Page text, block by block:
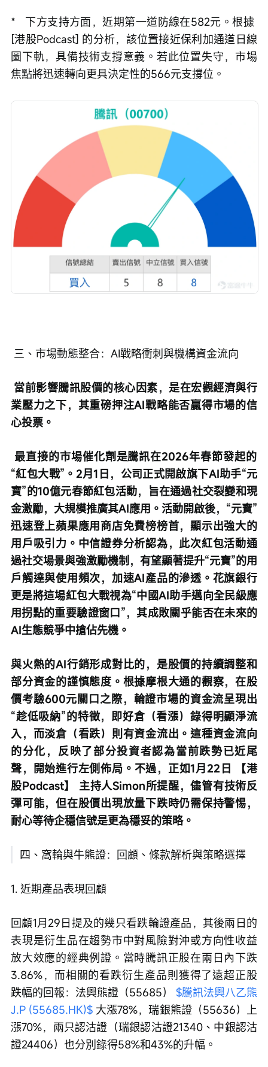
*   下方支持方面，近期第一道防線在582元。根據
[港股Podcast] 的分析，該位置接近保利加通道日線
圖下軌，具備技術支撐意義。若此位置失守，市場
焦點將迅速轉向更具決定性的566元支撐位。
三、市場動態整合：AI戰略衝刺與機構資金流向
業壓力之下，其重磅押注AI戰略能否贏得市場的信
心投票。
“紅包大戰”。2月1日，公司正式開啟旗下AI助手“元
寶”的10億元春節紅包活動，旨在通過社交裂變和現
金激勵，大規模推廣其AI應用。活動開啟後，“元寶”
迅速登上蘋果應用商店免費榜榜首，顯示出強大的
用戶吸引力。中信證券分析認為，此次紅包活動通
過社交場景與強激勵機制，有望顯著提升“元寶”的用
戶觸達與使用頻次，加速AI產品的滲透。花旗銀行
更是將這場紅包大戰視為“中國AI助手邁向全民級應
用拐點的重要驗證窗口”，其成敗關乎能否在未來的
AI生態競爭中搶佔先機。
與火熱的AI行銷形成對比的，是股價的持續調整和
部分資金的謹慎態度。根據摩根大通的觀察，在股
價考驗600元關口之際，輪證市場的資金流呈現出
“趁低吸納”的特徵，即好倉（看漲）錄得明顯淨流
入，而淡倉（看跌）則有資金流出。這種資金流向
的分化，反映了部分投資者認為當前跌勢已近尾
聲，開始進行左側佈局。不過，正如1月22日 【港
股Podcast】 主持人Simon所提醒，儘管有技術反
彈可能，但在股價出現放量下跌時仍需保持警惕，
耐心等待企穩信號是更為穩妥的策略。
四、窩輪與牛熊證：回顧、條款解析與策略選擇
1. 近期產品表現回顧
回顧1月29日提及的幾只看跌輪證產品，其後兩日的
表現是衍生品在趨勢市中對風險對沖或方向性收益
放大效應的經典例證。當時騰訊正股在兩日內下跌
3.86%，而相關的看跌衍生產品則獲得了遠超正股
跌幅的回報：法興熊證（55685） $騰訊法興八乙熊
J.P (55685.HK)$ 大漲78%，瑞銀熊證（55636）上
漲70%，兩只認沽證（瑞銀認沽證21340、中銀認沽
證24406）也分別錄得58%和43%的升幅。